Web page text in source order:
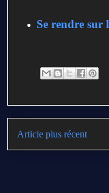
Se rendre sur
Article plus récent